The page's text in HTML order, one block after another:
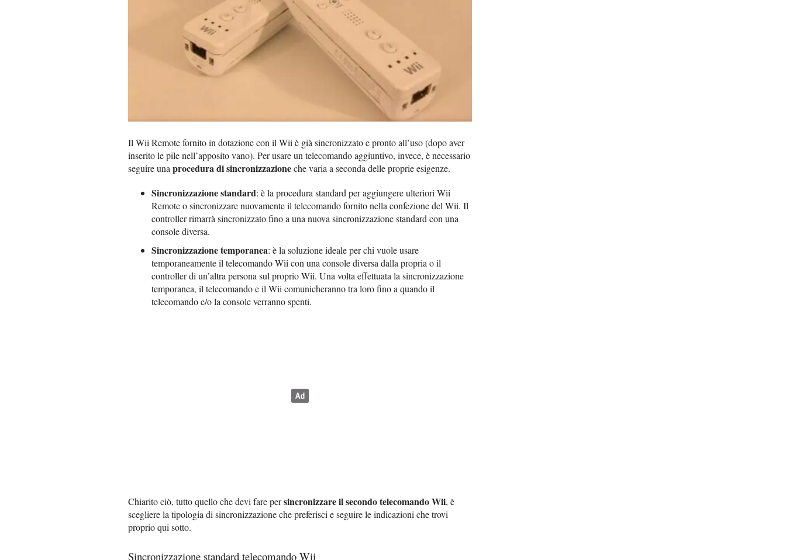
Il Wii Remote fornito in dotazione con il Wii è già sincronizzato e pronto all’uso (dopo aver
inserito le pile nell’apposito vano). Per usare un telecomando aggiuntivo, invece, è necessario
seguire una procedura di sincronizzazioneche varia a seconda delle proprie esigenze.
Sincronizzazione standard: è la procedura standard per aggiungere ulteriori Wii
Remote o sincronizzare nuovamente il telecomando fornito nella confezione del Wii. Il
controller rimarrà sincronizzato fino a una nuova sincronizzazione standard con una
console diversa.
Sincronizzazione temporanea: è la soluzione ideale per chi vuole usare
temporaneamente il telecomando Wii con una console diversa dalla propria o il
controller di un’altra persona sul proprio Wii. Una volta effettuata la sincronizzazione
temporanea, il telecomando e il Wii comunicheranno tra loro fino a quando il
telecomando e/o la console verranno spenti.
Chiarito ciò, tutto quello che devi fare persincronizzare il secondo telecomando Wii, è
scegliere la tipologia di sincronizzazione che preferisci e seguire le indicazioni che trovi
proprio qui sotto.
Sincronizzazione standard telecomando Wii